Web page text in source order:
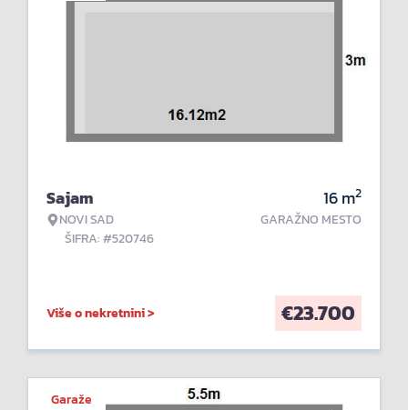
Sajam
NOVI SAD
ŠIFRA: #520746
16m2
GARAŽNO MESTO
Više o nekretnini > €23.700
Garaže